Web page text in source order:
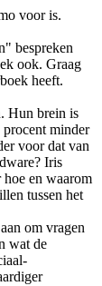
voor is.
bespreken
ook. Graag
heeft.
Hun brein is
procent minder
voor dat van
Iris
en waarom
tussen het
om vragen
wat de